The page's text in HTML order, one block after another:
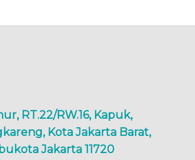
RT.22/RW.16, Kapuk,
Kota Jakarta Barat,
Jakarta 11720